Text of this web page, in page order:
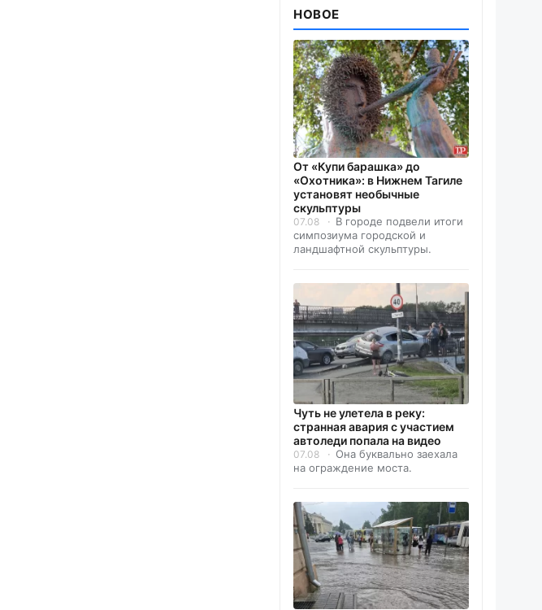
НОВОЕ
От «Купи барашка» до
«Охотника»: в Нижнем Тагиле
установят необычные
скульптуры
07.08
В городе подвели итоги
симпозиума городской и
ландшафтной скульптуры.
Чуть не улетела в реку:
странная авария с участием
автоледи попала на видео
07.08
Она буквально заехала
на ограждение моста.